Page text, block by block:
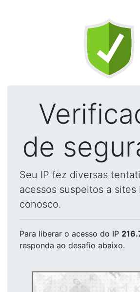
de
Seu IP fez diversas
acessos suspeitos a sites
conosco.
Para liberar o acesso do IP
responda ao desafio abaixo.